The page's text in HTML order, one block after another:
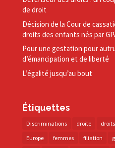
de droit
Décision de la Cour de
droits des enfants nés par
Pour une gestation pour
d’émancipation et de liberté
L’égalité jusqu’au bout
Étiquettes
Discriminations droite droits
Europe
femmes filiation